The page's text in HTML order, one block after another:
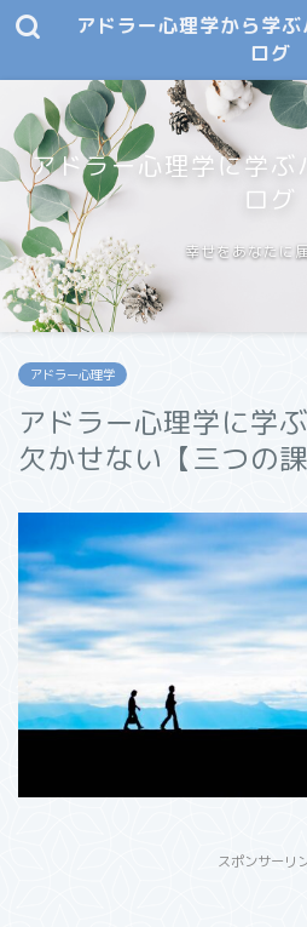
アドラー心理学から学
ログ
アドラー心理学に学ぶ
ログ
幸せをあなたに
アドラー心理学
アドラー心理学に学
欠かせない【三つの
スポンサーリ